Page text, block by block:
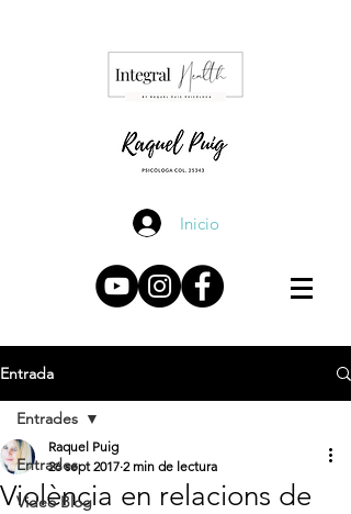
Inicio
Entrada
Entrades
Video Blog
Entrades
Violència en relacions de
Raquel Puig
26 sept 2017 2 min de lectura